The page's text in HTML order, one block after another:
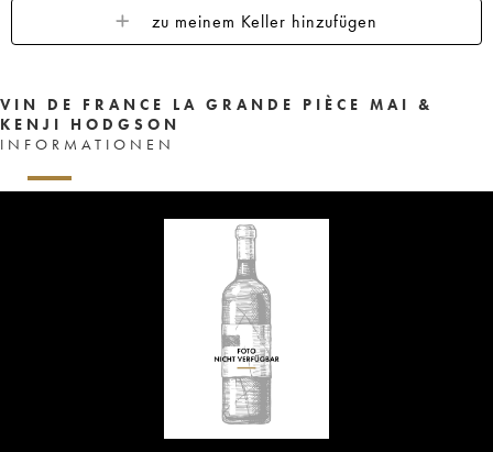
zu meinem Keller hinzufügen
VIN DE FRANCE LA GRANDE PIÈCE MAI &
KENJI HODGSON
INFORMATIONEN